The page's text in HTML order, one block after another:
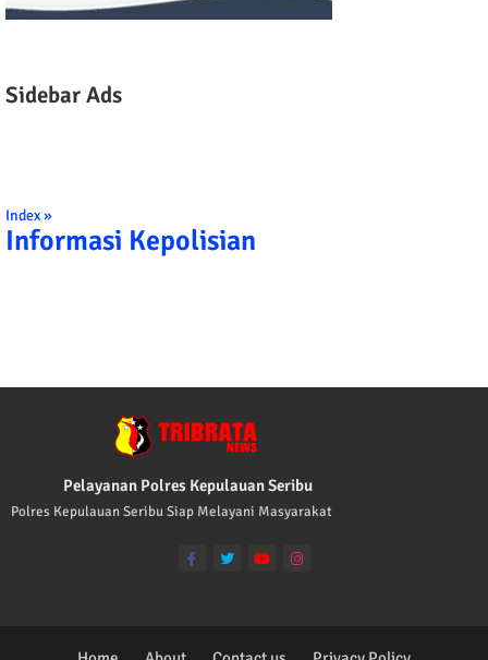
Sidebar Ads
Index »
Informasi Kepolisian
Pelayanan Polres Kepulauan Seribu
Polres Kepulauan Seribu Siap Melayani Masyarakat